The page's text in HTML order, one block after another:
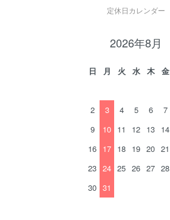
定休日カレンダー
2026年8月
日 月 火 水 木 金
2
3 4 5 6 7
9
10 11 12 13 14
16 17 18 19 20 21
23 24 25 26 27 28
30 31